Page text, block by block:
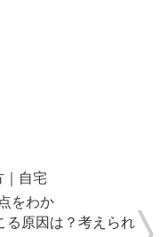
｜自宅
をわか
る原因は？考えられ